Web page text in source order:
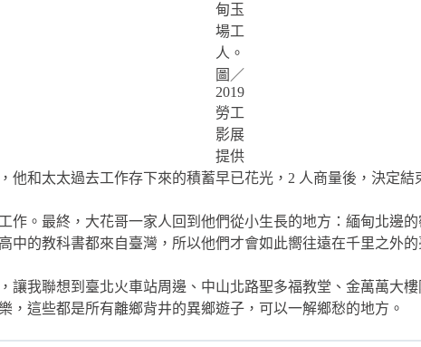
甸玉
場工
人。
圖／
2019
勞工
影展
提供
和太太過去工作存下來的積蓄早已花光，2 人商量後，決定結
作。最終，大花哥一家人回到他們從小生長的地方：緬甸北邊
的教科書都來自臺灣，所以他們才會如此嚮往遠在千里之外的
讓我聯想到臺北火車站周邊、中山北路聖多福教堂、金萬萬大
這些都是所有離鄉背井的異鄉遊子，可以一解鄉愁的地方。